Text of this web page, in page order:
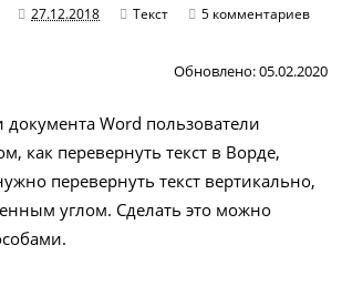
27.12.2018 Текст 5 комментариев
Обновлено: 05.02.2020
Word пользователи
как перевернуть текст в Ворде,
перевернуть текст вертикально,
углом. Сделать это можно